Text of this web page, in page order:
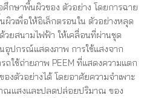
กษาพื้นผิวของ ตัวอย่าง โดยการฉาย
วเพื่อให้อิเล็กตรอนใน ตัวอย่างหลุด
วยสนามไฟฟ้า ให้เคลื่อนที่ผ่านชุด
อุปกรณ์แสดงภาพ การใช้แสงจาก
ถใช้ถ่ายภาพ PEEM ที่แสดงความแตก
งตัวอย่างได้ โดยอาศัยความจำเพาะ
ณแสงและปลดปล่อยปริมาณ ของ